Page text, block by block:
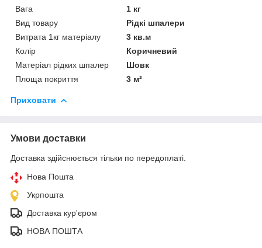
Вага
1 кг
Вид товару
Рідкі шпалери
Витрата 1кг матеріалу
3 кв.м
Колір
Коричневий
Матеріал рідких шпалер
Шовк
Площа покриття
3 м²
Приховати
Умови доставки
Доставка здійснюється тільки по передоплаті.
Нова Пошта
Укрпошта
Доставка кур'єром
НОВА ПОШТА